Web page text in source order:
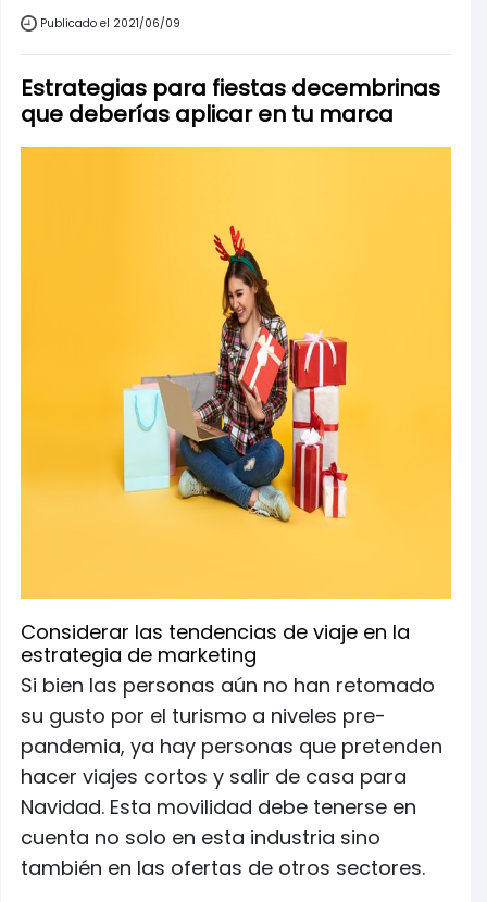
Publicado el 2021/06/09
Estrategias para fiestas decembrinas
que deberías aplicar en tu marca
Considerar las tendencias de viaje en la
estrategia de marketing
Si bien las personas aún no han retomado
su gusto por el turismo a niveles pre-
pandemia, ya hay personas que pretenden
hacer viajes cortos y salir de casa para
Navidad. Esta movilidad debe tenerse en
cuenta no solo en esta industria sino
también en las ofertas de otros sectores.